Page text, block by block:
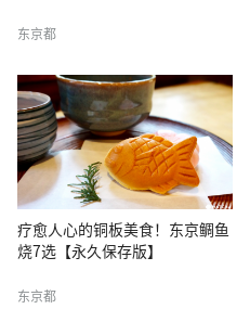
东京都
疗愈人心的铜板美食！东京鲷鱼
烧7选【永久保存版】
东京都